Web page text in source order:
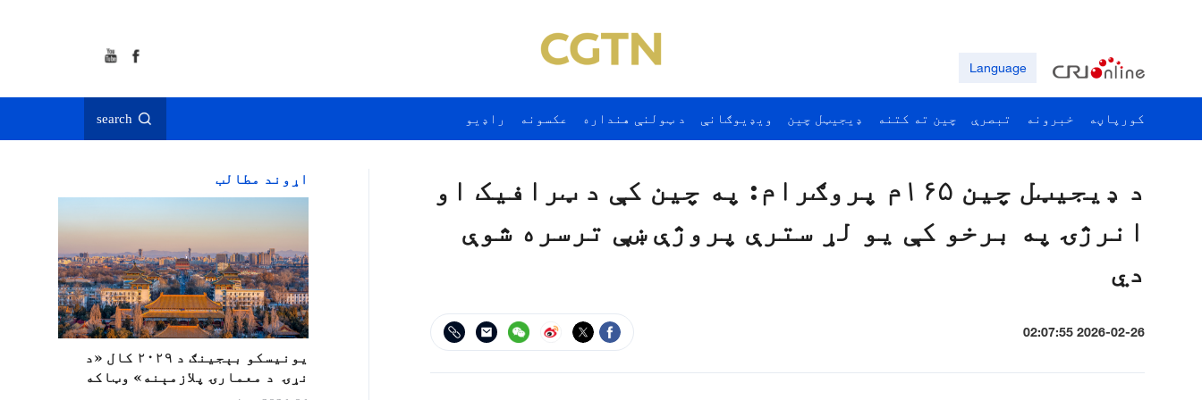
Language
کورپاڼه خبرونه تبصرې چين ته کتنه ډيجيټل چين ويډيوګانې د ټولنې هنداره عکسونه راډيو search
د ډيجيټل چين ۱۶۵م پروګرام: په چين کې د ټرافيک او
انرژۍ په برخو کې يو لړ سترې پروژې ښې ترسره شوې
دي
2026-02-26 02:07:55
اړوند مطالب
یونیسکو بېجینګ د ۲۰۲۹ کال «د
نړۍ د معمارۍ پلازمېنه» وټاکه